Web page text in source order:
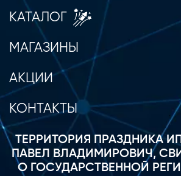
КАТАЛОГ
МАГАЗИНЫ
АКЦИИ
КОНТАКТЫ
ТЕРРИТОРИЯ ПРАЗДНИКА
ПАВЕЛ ВЛАДИМИРОВИЧ,
О ГОСУДАРСТВЕННОЙ